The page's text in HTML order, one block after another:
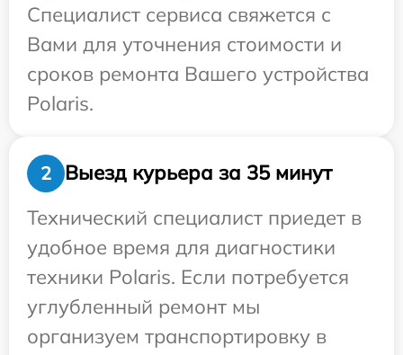
Специалист сервиса свяжется с
Вами для уточнения стоимости и
сроков ремонта Вашего устройства
Polaris.
2
Выезд курьера за 35 минут
Технический специалист приедет в
удобное время для диагностики
техники Polaris. Если потребуется
углубленный ремонт мы
организуем транспортировку в